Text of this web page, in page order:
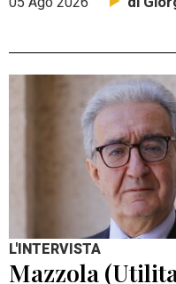
L'INTERVISTA
Mazzola